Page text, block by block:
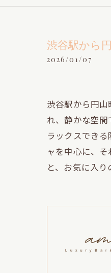
渋谷駅から
2026/01/07
渋谷駅から円
れ、静かな空
ラックスでき
ャを中心に、
と、お気に入り